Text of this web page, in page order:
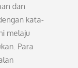
dan
kata-
melaju
Para